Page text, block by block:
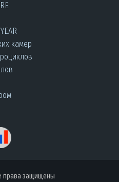
камер
права защищены